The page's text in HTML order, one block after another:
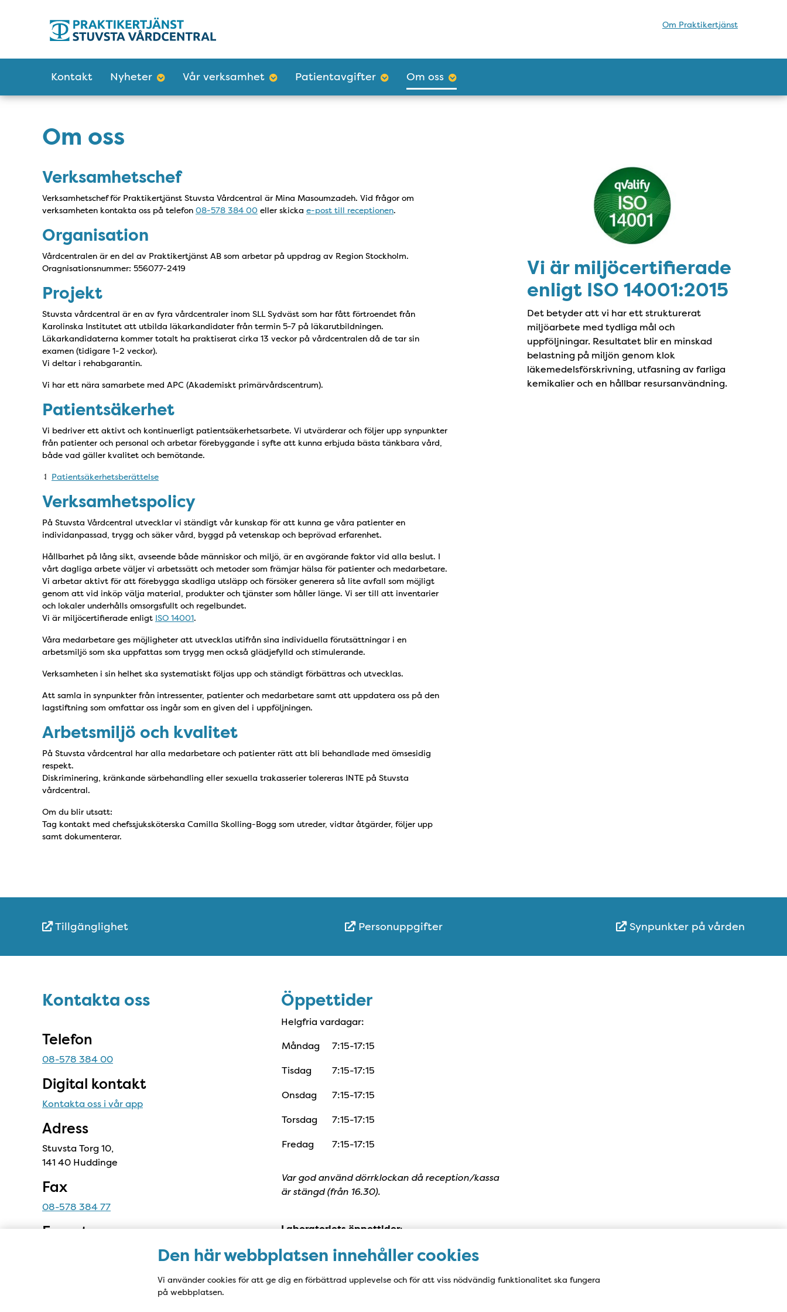
Den här webbplatsen innehåller cookies
Vi använder cookies för att ge dig en förbättrad upplevelse och för att viss nödvändig funktionalitet ska fungera
på webbplatsen.
Om Praktikertjänst
Kontakt Nyheter Vår verksamhet Patientavgifter Om oss
Om oss
Verksamhetschef
Verksamhetschef för Praktikertjänst Stuvsta Vårdcentral är Mina Masoumzadeh. Vid frågor om
verksamheten kontakta oss på telefon 08-578 384 00 eller skicka e-post till receptionen.
Organisation
Vårdcentralen är en del av Praktikertjänst AB som arbetar på uppdrag av Region Stockholm.
Oragnisationsnummer: 556077-2419
Projekt
Stuvsta vårdcentral är en av fyra vårdcentraler inom SLL Sydväst som har fått förtroendet från
Karolinska Institutet att utbilda läkarkandidater från termin 5-7 på läkarutbildningen.
Läkarkandidaterna kommer totalt ha praktiserat cirka 13 veckor på vårdcentralen då de tar sin
examen (tidigare 1-2 veckor).
Vi deltar i rehabgarantin.
Vi har ett nära samarbete med APC (Akademiskt primärvårdscentrum).
Patientsäkerhet
Vi bedriver ett aktivt och kontinuerligt patientsäkerhetsarbete. Vi utvärderar och följer upp synpunkter
från patienter och personal och arbetar förebyggande i syfte att kunna erbjuda bästa tänkbara vård,
både vad gäller kvalitet och bemötande.
⥑ Patientsäkerhetsberättelse
Verksamhetspolicy
På Stuvsta Vårdcentral utvecklar vi ständigt vår kunskap för att kunna ge våra patienter en
individanpassad, trygg och säker vård, byggd på vetenskap och beprövad erfarenhet.
Hållbarhet på lång sikt, avseende både människor och miljö, är en avgörande faktor vid alla beslut. I
vårt dagliga arbete väljer vi arbetssätt och metoder som främjar hälsa för patienter och medarbetare.
Vi arbetar aktivt för att förebygga skadliga utsläpp och försöker generera så lite avfall som möjligt
genom att vid inköp välja material, produkter och tjänster som håller länge. Vi ser till att inventarier
och lokaler underhålls omsorgsfullt och regelbundet.
Vi är miljöcertifierade enligt ISO 14001.
Våra medarbetare ges möjligheter att utvecklas utifrån sina individuella förutsättningar i en
arbetsmiljö som ska uppfattas som trygg men också glädjefylld och stimulerande.
Verksamheten i sin helhet ska systematiskt följas upp och ständigt förbättras och utvecklas.
Att samla in synpunkter från intressenter, patienter och medarbetare samt att uppdatera oss på den
lagstiftning som omfattar oss ingår som en given del i uppföljningen.
Arbetsmiljö och kvalitet
På Stuvsta vårdcentral har alla medarbetare och patienter rätt att bli behandlade med ömsesidig
respekt.
Diskriminering, kränkande särbehandling eller sexuella trakasserier tolereras INTE på Stuvsta
vårdcentral.
Om du blir utsatt:
Tag kontakt med chefssjuksköterska Camilla Skolling-Bogg som utreder, vidtar åtgärder, följer upp
samt dokumenterar.
Vi är miljöcertifierade
Vi är miljöcertifierade
enligt ISO 14001:2015
Det betyder att vi har ett strukturerat
miljöarbete med tydliga mål och
uppföljningar. Resultatet blir en minskad
belastning på miljön genom klok
läkemedelsförskrivning, utfasning av farliga
kemikalier och en hållbar resursanvändning.
Snabblänkar
Tillgänglighet Personuppgifter Synpunkter på vården
Kontakta oss
Kontakta oss
Telefon
08-578 384 00
Digital kontakt
Kontakta oss i vår app
Adress
Stuvsta Torg 10,
141 40 Huddinge
Fax
08-578 384 77
E-post
stuvstavc.reception@ptj.se
frågor om din hälsa eller vård. Kontakta oss
istället på telefon eller genom vår app.
Öppettider
Öppettider
Helgfria vardagar:
Måndag
7:15-17:15
Tisdag
7:15-17:15
Onsdag
7:15-17:15
Torsdag
7:15-17:15
Fredag
7:15-17:15
Var god använd dörrklockan då reception/kassa
är stängd (från 16.30).
Laboratoriets öppettider:
samt, förutom vecka 27-35,
Dag före röd dag tas inga prover på